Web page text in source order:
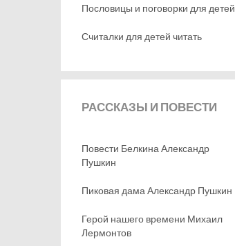
Пословицы и поговорки для детей
Считалки для детей читать
РАССКАЗЫ И ПОВЕСТИ
Повести Белкина Александр
Пушкин
Пиковая дама Александр Пушкин
Герой нашего времени Михаил
Лермонтов